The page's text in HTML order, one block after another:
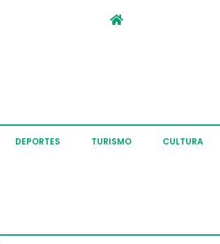
DEPORTES TURISMO CULTURA